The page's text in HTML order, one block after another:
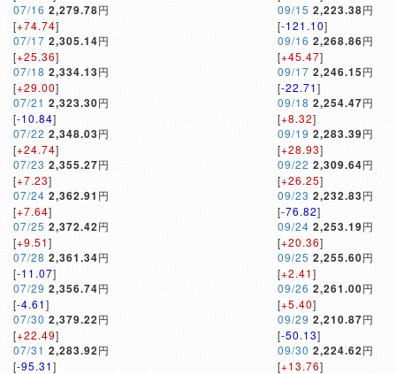
07/16 2,279.78円
[+74.74]
07/17 2,305.14円
[+25.36]
07/18 2,334.13円
[+29.00]
07/21 2,323.30円
[-10.84]
07/22 2,348.03円
[+24.74]
07/23 2,355.27円
[+7.23]
07/24 2,362.91 円
[+7.64]
07/25 2,372.42円
[+9.51]
07/28 2,361.34円
[-11.07]
07/29 2,356.74円
[-4.61]
07/30 2,379.22円
[+22.49]
07/31 2,283.92円
[-95.31]
09/15 2,223.38円
[-121.10]
09/16 2,268.86円
[+45.47]
09/17 2,246.15円
[-22.71]
09/18 2,254.47円
[+8.32]
09/19 2,283.39円
[+28.93]
09/22 2,309.64円
[+26.25]
09/23 2,232.83円
[-76.82]
09/24 2,253.19円
[+20.36]
09/25 2,255.60円
[+2.41]
09/26 2,261.00円
[+5.40]
09/29 2,210.87円
[-50.13]
09/30 2,224.62円
[+13.76]